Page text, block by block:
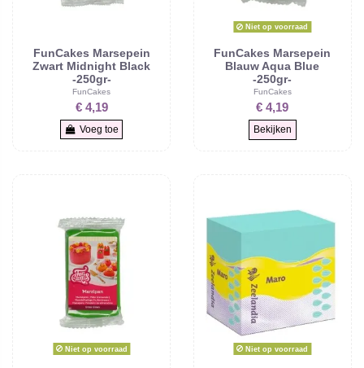
FunCakes Marsepein
Zwart Midnight Black
-250gr-
FunCakes
€ 4,19
Voeg toe
Niet op voorraad
FunCakes Marsepein
Blauw Aqua Blue
-250gr-
FunCakes
€ 4,19
Bekijken
Niet op voorraad Niet op voorraad